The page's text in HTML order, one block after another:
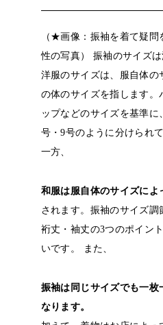
（★画像：振袖を着て疑
性の写真）
振袖のサイズは
洋服のサイズは、服自体の
の体のサイズを指します。
ップなどのサイズを基準
号・9号のように分けられ
一方、
和服は服自体のサイズによ
されます。振袖のサイズ調
裄丈・袖丈の3つのポイン
いです。
また、
振袖は同じサイズでも一枚
なります。